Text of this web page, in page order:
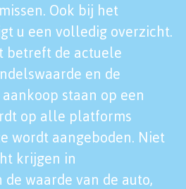
Ook bij het
u een volledig overzicht.
betreft de actuele
en de
staan op een
op alle platforms
wordt aangeboden. Niet
krijgen in
waarde van de auto,